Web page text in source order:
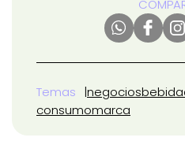
Temas negociosbebida
consumomarca